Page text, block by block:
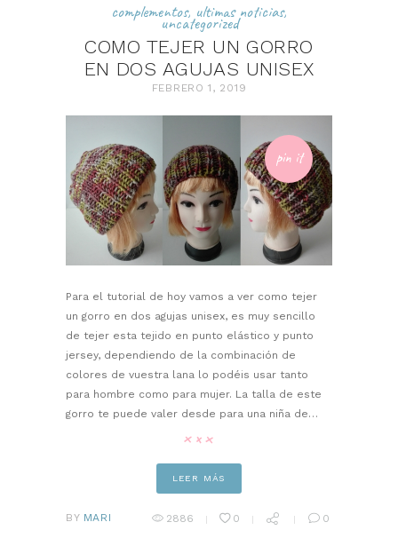
complementos, ultimas noticias,
uncategorized
COMO TEJER UN GORRO
EN DOS AGUJAS UNISEX
FEBRERO 1, 2019
pin it
Para el tutorial de hoy vamos a ver como tejer
un gorro en dos agujas unisex, es muy sencillo
de tejer esta tejido en punto elástico y punto
jersey, dependiendo de la combinación de
colores de vuestra lana lo podéis usar tanto
para hombre como para mujer. La talla de este
gorro te puede valer desde para una niña de…
LEER MÁS
BY MARI 2886 0 0